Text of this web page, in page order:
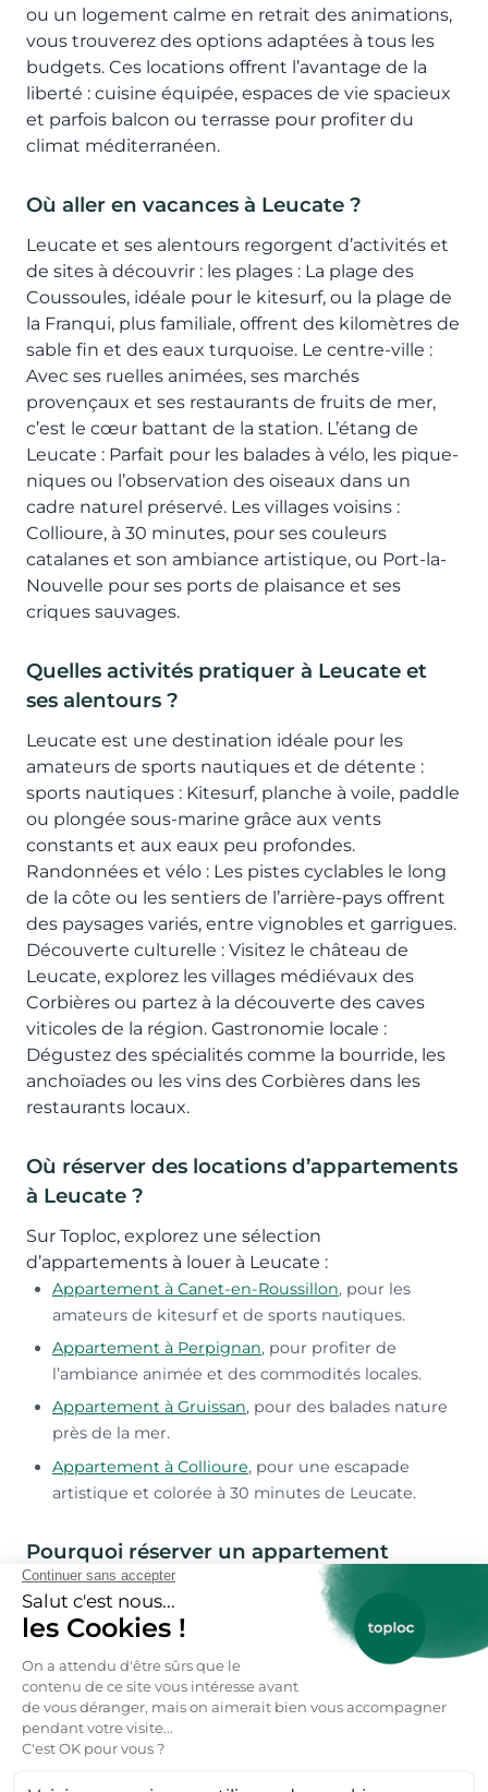
ou un logement calme en retrait des animations,
vous trouverez des options adaptées à tous les
budgets. Ces locations offrent l’avantage de la
liberté : cuisine équipée, espaces de vie spacieux
et parfois balcon ou terrasse pour profiter du
climat méditerranéen.
Où aller en vacances à Leucate ?
Leucate et ses alentours regorgent d’activités et
de sites à découvrir : les plages : La plage des
Coussoules, idéale pour le kitesurf, ou la plage de
la Franqui, plus familiale, offrent des kilomètres de
sable fin et des eaux turquoise. Le centre-ville :
Avec ses ruelles animées, ses marchés
provençaux et ses restaurants de fruits de mer,
c’est le cœur battant de la station. L’étang de
Leucate : Parfait pour les balades à vélo, les pique-
niques ou l’observation des oiseaux dans un
cadre naturel préservé. Les villages voisins :
Collioure, à 30 minutes, pour ses couleurs
catalanes et son ambiance artistique, ou Port-la-
Nouvelle pour ses ports de plaisance et ses
criques sauvages.
Quelles activités pratiquer à Leucate et
ses alentours ?
Leucate est une destination idéale pour les
amateurs de sports nautiques et de détente :
sports nautiques : Kitesurf, planche à voile, paddle
ou plongée sous-marine grâce aux vents
constants et aux eaux peu profondes.
Randonnées et vélo : Les pistes cyclables le long
de la côte ou les sentiers de l’arrière-pays offrent
des paysages variés, entre vignobles et garrigues.
Découverte culturelle : Visitez le château de
Leucate, explorez les villages médiévaux des
Corbières ou partez à la découverte des caves
viticoles de la région. Gastronomie locale :
Dégustez des spécialités comme la bourride, les
anchoïades ou les vins des Corbières dans les
restaurants locaux.
Où réserver des locations d’appartements
à Leucate ?
Sur Toploc, explorez une sélection
d’appartements à louer à Leucate :
Appartement à Canet-en-Roussillon, pour les
amateurs de kitesurf et de sports nautiques.
Appartement à Perpignan, pour profiter de
l’ambiance animée et des commodités locales.
Appartement à Gruissan, pour des balades nature
près de la mer.
Appartement à Collioure, pour une escapade
artistique et colorée à 30 minutes de Leucate.
Pourquoi réserver un appartement
vacances à Leucate ?
Louer un appartement à Leucate, c’est :
bénéficier d’un climat méditerranéen ensoleillé
presque toute l’année. Profiter d’un accès direct
aux plages et aux activités nautiques sans avoir à
prendre la voiture. Découvrir une destination
authentique, loin des foules, mais avec toutes les